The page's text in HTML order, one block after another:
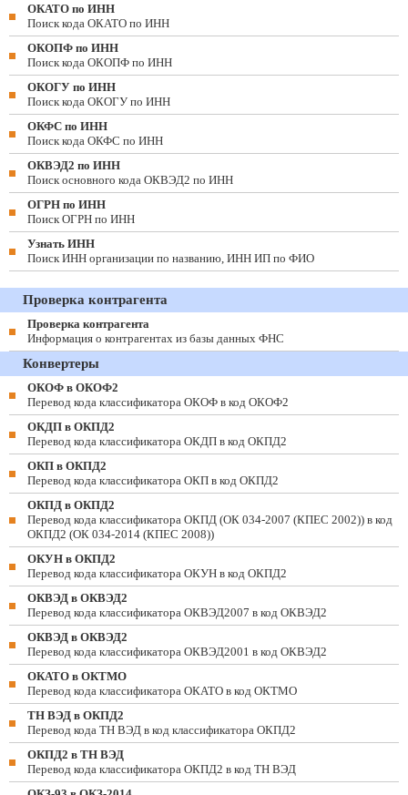
ОКАТО по ИНН
Поиск кода ОКАТО по ИНН
ОКОПФ по ИНН
Поиск кода ОКОПФ по ИНН
ОКОГУ по ИНН
Поиск кода ОКОГУ по ИНН
ОКФС по ИНН
Поиск кода ОКФС по ИНН
ОКВЭД2 по ИНН
Поиск основного кода ОКВЭД2 по ИНН
ОГРН по ИНН
Поиск ОГРН по ИНН
Узнать ИНН
Поиск ИНН организации по названию, ИНН ИП по ФИО
Проверка контрагента
Проверка контрагента
Информация о контрагентах из базы данных ФНС
Конвертеры
ОКОФ в ОКОФ2
Перевод кода классификатора ОКОФ в код ОКОФ2
ОКДП в ОКПД2
Перевод кода классификатора ОКДП в код ОКПД2
ОКП в ОКПД2
Перевод кода классификатора ОКП в код ОКПД2
ОКПД в ОКПД2
Перевод кода классификатора ОКПД (ОК 034-2007 (КПЕС 2002)) в код
ОКПД2 (ОК 034-2014 (КПЕС 2008))
ОКУН в ОКПД2
Перевод кода классификатора ОКУН в код ОКПД2
ОКВЭД в ОКВЭД2
Перевод кода классификатора ОКВЭД2007 в код ОКВЭД2
ОКВЭД в ОКВЭД2
Перевод кода классификатора ОКВЭД2001 в код ОКВЭД2
ОКАТО в ОКТМО
Перевод кода классификатора ОКАТО в код ОКТМО
ТН ВЭД в ОКПД2
Перевод кода ТН ВЭД в код классификатора ОКПД2
ОКПД2 в ТН ВЭД
Перевод кода классификатора ОКПД2 в код ТН ВЭД